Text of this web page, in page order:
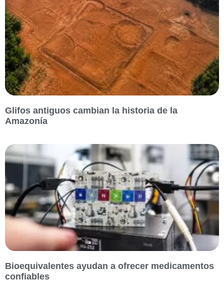
Glifos antiguos cambian la historia de la
Amazonía
Bioequivalentes ayudan a ofrecer medicamentos
confiables